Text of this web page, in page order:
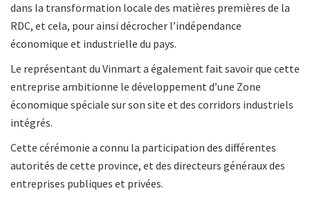
dans la transformation locale des matières premières de la
RDC, et cela, pour ainsi décrocher l’indépendance
économique et industrielle du pays.
Le représentant du Vinmart a également fait savoir que cette
entreprise ambitionne le développement d’une Zone
économique spéciale sur son site et des corridors industriels
intégrés.
Cette cérémonie a connu la participation des différentes
autorités de cette province, et des directeurs généraux des
entreprises publiques et privées.